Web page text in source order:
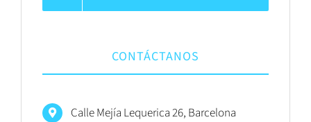
CONTÁCTANOS
Calle Mejía Lequerica 26, Barcelona